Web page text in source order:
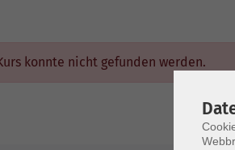
konnte nicht gefunden werden.